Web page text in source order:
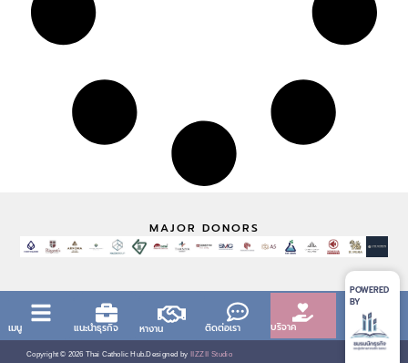
MAJOR DONORS
เมนู แนะนำธุรกิจ หางาน ติดต่อเรา บริจาค
Copyright © 2026 Thai Catholic Hub.Designed by IIZZII Studio
POWERED
BY